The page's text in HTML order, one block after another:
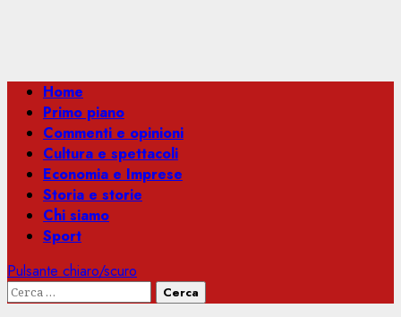
Menu
principale
Home
Primo piano
Commenti e opinioni
Cultura e spettacoli
Economia e Imprese
Storia e storie
Chi siamo
Sport
Pulsante chiaro/scuro
Ricerca